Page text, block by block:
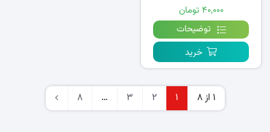
۴۰,۰۰۰ تومان
توضیحات
خرید
1 از 8 1
2
3
…
8